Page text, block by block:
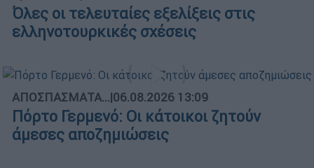
Όλες οι τελευταίες εξελίξεις στις
ελληνοτουρκικές σχέσεις
ΑΠΟΣΠΑΣΜΑΤΑ...|06.08.2026 13:09
Πόρτο Γερμενό: Οι κάτοικοι ζητούν
άμεσες αποζημιώσεις